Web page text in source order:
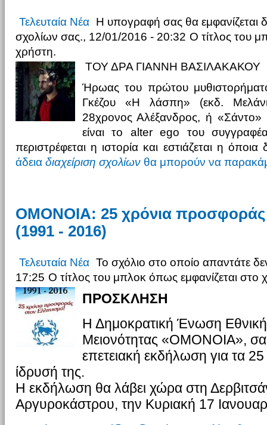
Τελευταία Νέα Η υπογραφή σας θα εμφανίζεται
σχολίων σας., 12/01/2016 - 20:32 Ο τίτλος του
χρήστη.
ΤΟΥ ΔΡΑ ΓΙΑΝΝΗ ΒΑΣΙΛΑΚΑΚΟΥ
Ήρωας του πρώτου
Γκέζου «Η λάσπη» (εκδ.
28χρονος Αλέξανδρος, ή
είναι το alter ego του
περιστρέφεται η ιστορία και εστιάζεται η
άδεια διαχείριση σχολίωνθα μπορούν να
ΟΜΟΝΟΙΑ: 25 χρόνια προσφοράς
(1991 - 2016)
Τελευταία Νέα Το σχόλιο στο οποίο απαντάτε
17:25 Ο τίτλος του μπλοκ όπως εμφανίζεται στο
ΠΡΟΣΚΛΗΣΗ
Η Δημοκρατική Ένωση
Μειονότητας «ΟΜΟΝΟΙΑ»,
επετειακή εκδήλωση για τα
ίδρυσή της.
Η εκδήλωση θα λάβει χώρα στη
Αργυροκάστρου, την Κυριακή 17